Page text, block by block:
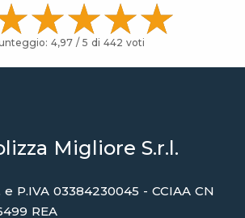
4,97 / 5 di 442 voti
Migliore S.r.l.
e P.IVA 03384230045 - CCIAA CN
REA